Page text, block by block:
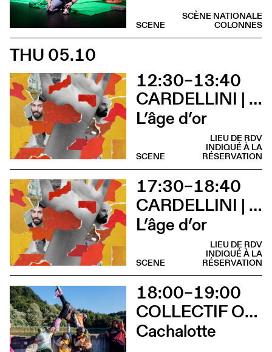
SCÈNE NATIONALE
COLONNES
SCENE
THU 05.10
12:30–13:40
CARDELLINI | GONZALEZ
L’âge d’or
LIEU DE RDV
INDIQUÉ À LA
RÉSERVATION
SCENE
17:30–18:40
CARDELLINI | GONZALEZ
L’âge d’or
LIEU DE RDV
INDIQUÉ À LA
RÉSERVATION
SCENE
18:00–19:00
COLLECTIF OUINCH OUINCH
Cachalotte